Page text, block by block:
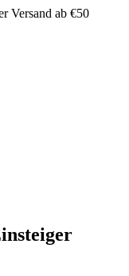
Versand ab €50